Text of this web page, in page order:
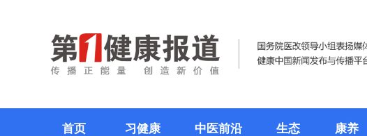
首页 习健康 中医前沿 生态 康养